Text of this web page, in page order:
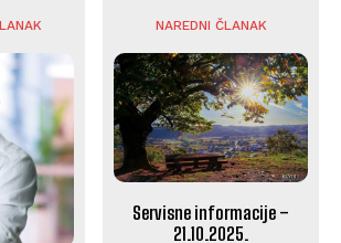
NAREDNI ČLANAK
Servisne informacije –
21.10.2025.